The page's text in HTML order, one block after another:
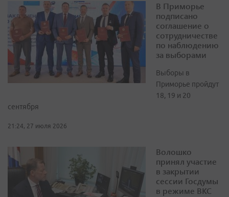
В Приморье
подписано
соглашение о
сотрудничестве
по наблюдению
за выборами
Выборы в
Приморье пройдут
18, 19 и 20
сентября
21:24, 27 июля 2026
Волошко
принял участие
в закрытии
сессии Госдумы
в режиме ВКС